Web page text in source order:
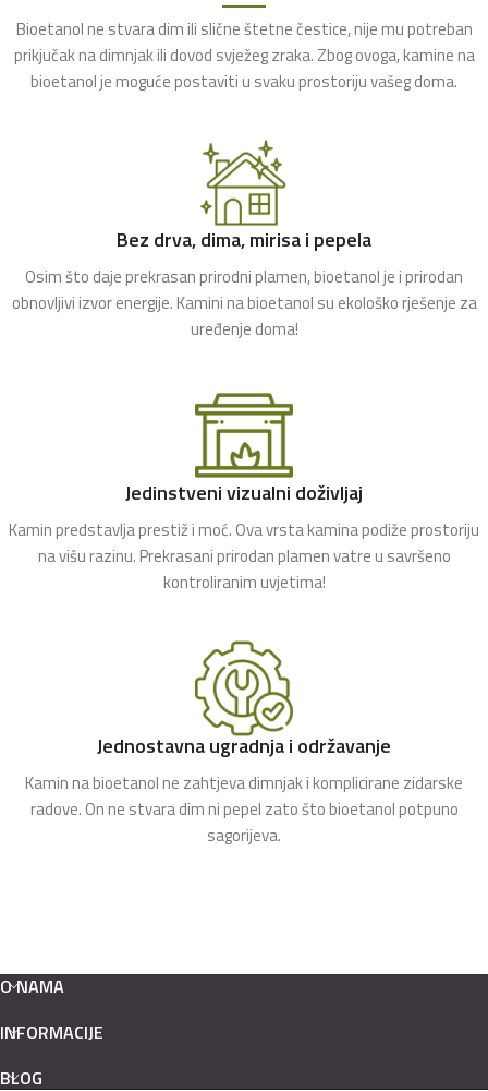
Bioetanol ne stvara dim ili slične štetne čestice, nije mu potreban
prikjučak na dimnjak ili dovod svježeg zraka. Zbog ovoga, kamine na
bioetanol je moguće postaviti u svaku prostoriju vašeg doma.
Bez drva, dima, mirisa i pepela
Osim što daje prekrasan prirodni plamen, bioetanol je i prirodan
obnovljivi izvor energije. Kamini na bioetanol su ekološko rješenje za
uređenje doma!
Jedinstveni vizualni doživljaj
Kamin predstavlja prestiž i moć. Ova vrsta kamina podiže prostoriju
na višu razinu. Prekrasani prirodan plamen vatre u savršeno
kontroliranim uvjetima!
Jednostavna ugradnja i održavanje
Kamin na bioetanol ne zahtjeva dimnjak i komplicirane zidarske
radove. On ne stvara dim ni pepel zato što bioetanol potpuno
sagorijeva.
O NAMA
INFORMACIJE
BLOG